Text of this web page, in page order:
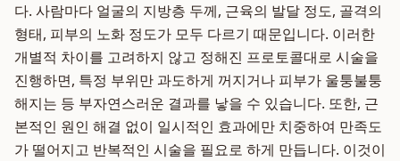
다. 사람마다 얼굴의 지방층 두께, 근육의 발달 정도, 골격의
형태, 피부의 노화 정도가 모두 다르기 때문입니다. 이러한
개별적 차이를 고려하지 않고 정해진 프로토콜대로 시술을
진행하면, 특정 부위만 과도하게 꺼지거나 피부가 울퉁불퉁
해지는 등 부자연스러운 결과를 낳을 수 있습니다. 또한, 근
본적인 원인 해결 없이 일시적인 효과에만 치중하여 만족도
가 떨어지고 반복적인 시술을 필요로 하게 만듭니다. 이것이